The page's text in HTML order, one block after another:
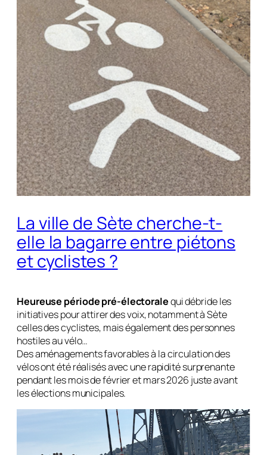
La ville de Sète cherche-t-
elle la bagarre entre piétons
et cyclistes ?
Heureuse période pré-électoralequi débride les
initiatives pour attirer des voix, notamment à Sète
celles des cyclistes, mais également des personnes
hostiles au vélo…
Des aménagements favorables à la circulation des
vélos ont été réalisés avec une rapidité surprenante
pendant les mois de février et mars 2026 juste avant
les élections municipales.